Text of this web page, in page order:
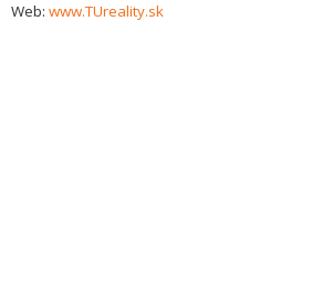
Web: www.TUreality.sk